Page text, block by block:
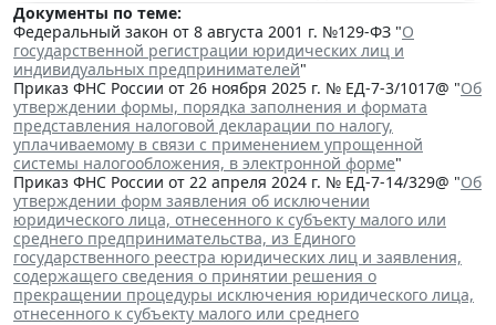
Документы по теме:
Федеральный закон от 8 августа 2001 г. №129-ФЗ "О
государственной регистрации юридических лиц и
индивидуальных предпринимателей"
Приказ ФНС России от 26 ноября 2025 г. № ЕД-7-3/1017@ "Об
утверждении формы, порядка заполнения и формата
представления налоговой декларации по налогу,
уплачиваемому в связи с применением упрощенной
системы налогообложения, в электронной форме"
Приказ ФНС России от 22 апреля 2024 г. № ЕД-7-14/329@ "Об
утверждении форм заявления об исключении
юридического лица, отнесенного к субъекту малого или
среднего предпринимательства, из Единого
государственного реестра юридических лиц и заявления,
содержащего сведения о принятии решения о
прекращении процедуры исключения юридического лица,
отнесенного к субъекту малого или среднего